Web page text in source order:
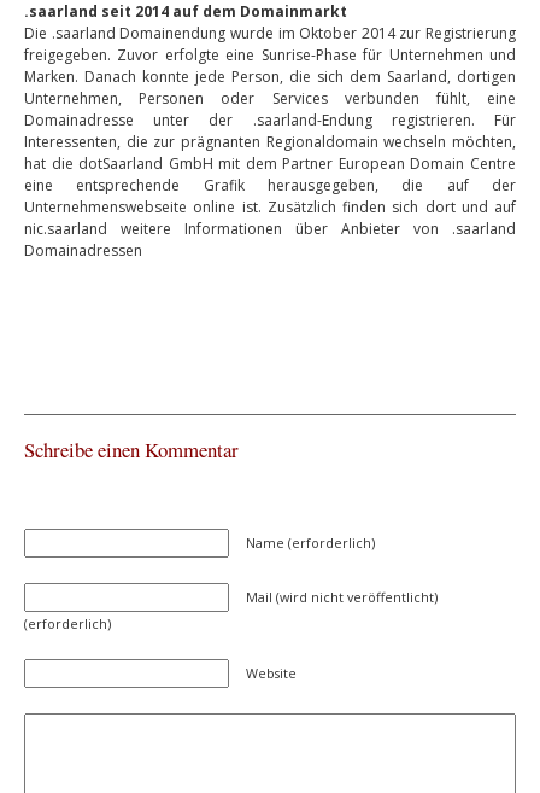
.saarland seit 2014 auf dem Domainmarkt
Die .saarland Domainendung wurde im Oktober 2014 zur Registrierung
freigegeben. Zuvor erfolgte eine Sunrise-Phase für Unternehmen und
Marken. Danach konnte jede Person, die sich dem Saarland, dortigen
Unternehmen, Personen oder Services verbunden fühlt, eine
Domainadresse unter der .saarland-Endung registrieren. Für
Interessenten, die zur prägnanten Regionaldomain wechseln möchten,
hat die dotSaarland GmbH mit dem Partner European Domain Centre
eine entsprechende Grafik herausgegeben, die auf der
Unternehmenswebseite online ist. Zusätzlich finden sich dort und auf
nic.saarland weitere Informationen über Anbieter von .saarland
Domainadressen
Schreibe einen Kommentar
Name (erforderlich)
Mail (wird nicht veröffentlicht)
(erforderlich)
Website